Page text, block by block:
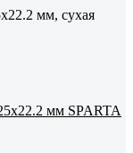
мм, сухая